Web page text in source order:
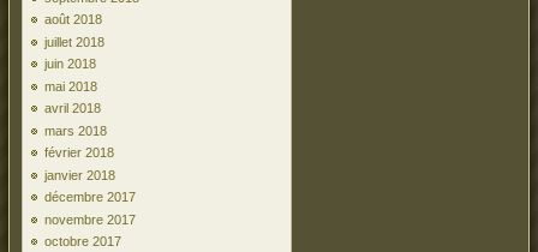
août 2018
juillet 2018
juin 2018
mai 2018
avril 2018
mars 2018
février 2018
janvier 2018
décembre 2017
novembre 2017
octobre 2017